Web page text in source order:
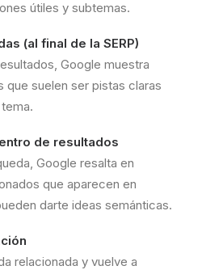
útiles y subtemas.
(al final de la SERP)
Google muestra
que suelen ser pistas claras
de resultados
Google resalta en
que aparecen en
darte ideas semánticas.
relacionada y vuelve a